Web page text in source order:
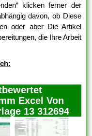
klicken ferner der
davon, ob Diese
oder aber Die Artikel
die Ihre Arbeit
Excel Von
13 312694